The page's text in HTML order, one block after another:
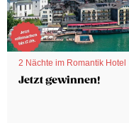
2 Nächte im Romantik Hotel
Jetzt gewinnen!